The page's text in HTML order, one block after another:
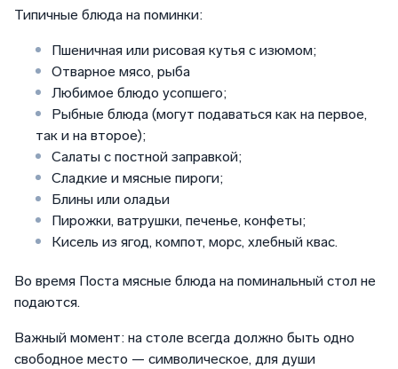
Типичные блюда на поминки:
Пшеничная или рисовая кутья с изюмом;
Отварное мясо, рыба
Любимое блюдо усопшего;
Рыбные блюда (могут подаваться как на первое,
так и на второе);
Салаты с постной заправкой;
Сладкие и мясные пироги;
Блины или оладьи
Пирожки, ватрушки, печенье, конфеты;
Кисель из ягод, компот, морс, хлебный квас.
Во время Поста мясные блюда на поминальный стол не
подаются.
Важный момент: на столе всегда должно быть одно
свободное место — символическое, для души